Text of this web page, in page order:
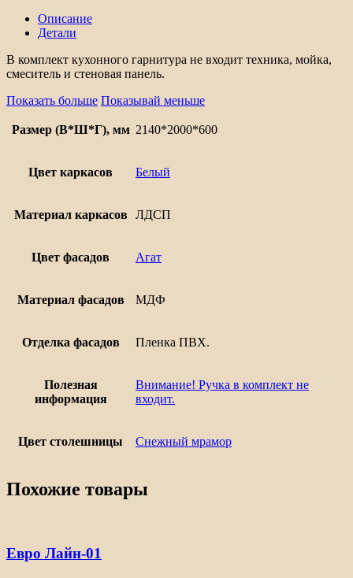
Описание
Детали
В комплект кухонного гарнитура не входит техника, мойка,
смеситель и стеновая панель.
Показать больше Показывай меньше
Размер (В*Ш*Г), мм 2140*2000*600
Цвет каркасов Белый
Материал каркасов ЛДСП
Цвет фасадов Агат
Материал фасадов МДФ
Отделка фасадов Пленка ПВХ.
Полезная
информация
Внимание! Ручка в комплект не
входит.
Цвет столешницы Снежный мрамор
Похожие товары
Евро Лайн-01